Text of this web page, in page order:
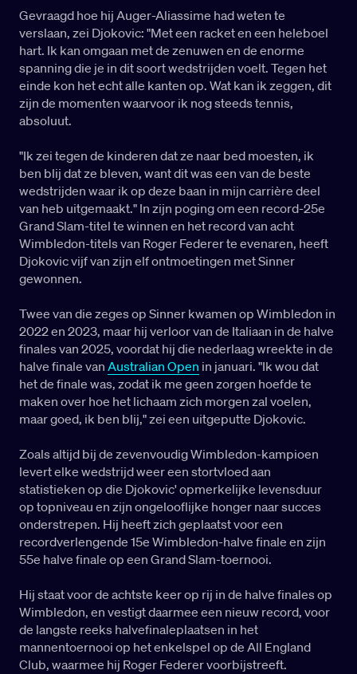
Gevraagd hoe hij Auger-Aliassime had weten te
verslaan, zei Djokovic: "Met een racket en een heleboel
hart. Ik kan omgaan met de zenuwen en de enorme
spanning die je in dit soort wedstrijden voelt. Tegen het
einde kon het echt alle kanten op. Wat kan ik zeggen, dit
zijn de momenten waarvoor ik nog steeds tennis,
absoluut.
"Ik zei tegen de kinderen dat ze naar bed moesten, ik
ben blij dat ze bleven, want dit was een van de beste
wedstrijden waar ik op deze baan in mijn carrière deel
van heb uitgemaakt." In zijn poging om een record-25e
Grand Slam-titel te winnen en het record van acht
Wimbledon-titels van Roger Federer te evenaren, heeft
Djokovic vijf van zijn elf ontmoetingen met Sinner
gewonnen.
Twee van die zeges op Sinner kwamen op Wimbledon in
2022 en 2023, maar hij verloor van de Italiaan in de halve
finales van 2025, voordat hij die nederlaag wreekte in de
halve finale van Australian Open in januari. "Ik wou dat
het de finale was, zodat ik me geen zorgen hoefde te
maken over hoe het lichaam zich morgen zal voelen,
maar goed, ik ben blij," zei een uitgeputte Djokovic.
Zoals altijd bij de zevenvoudig Wimbledon-kampioen
levert elke wedstrijd weer een stortvloed aan
statistieken op die Djokovic' opmerkelijke levensduur
op topniveau en zijn ongelooflijke honger naar succes
onderstrepen. Hij heeft zich geplaatst voor een
recordverlengende 15e Wimbledon-halve finale en zijn
55e halve finale op een Grand Slam-toernooi.
Hij staat voor de achtste keer op rij in de halve finales op
Wimbledon, en vestigt daarmee een nieuw record, voor
de langste reeks halvefinaleplaatsen in het
mannentoernooi op het enkelspel op de All England
Club, waarmee hij Roger Federer voorbijstreeft.